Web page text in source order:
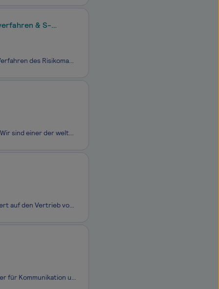
& S-
Die Sparkassen Rating und Risikosysteme (SR) ist der zentrale Dienstleister für Verfahren des Risiko­manage­ments in der Sparkassen-Finanzgruppe. Wir unterstützen die Institute mit Standardlösungen in den Bereichen der Risiko­messung und -steuerung, der regulatorischen Banksteuerung sowie im Vertrie
Besins Healthcare Germany ist Teil der global aktiven Besins Healthcare Gruppe. Wir sind einer der weltweit führenden Hersteller moderner Hormonpräparate. Als hochspezialisierter Partner in der Gynäkologie und Andrologie/Urologie bieten wir Ihnen ein besonders breit gefächertes Portfolio an innovati
Wir sind ein hundert­prozentiges Tochter­unternehmen der DKB AG und spezialisiert auf den Vertrieb von Immobilien sowie Finanz­dienst­leistungen.Für unser Team im Produkt­management Finanzierungen in Berlin suchen wir dich als Produkt­manager*in – mit Blick auf eine langfristige Zusammenarbeit.In un
Wir sind mehr als eine Agentur für mehr als eine Bank. Wir sind der zentrale Partner für Kommunikation und digitale Services in der Sparkassen-Finanzgruppe. Mit mehr als 600 Mitarbeiter:innen vernetzt die S-Com sämtliche Disziplinen der Kommunikation und entwickelt integrierte Lö